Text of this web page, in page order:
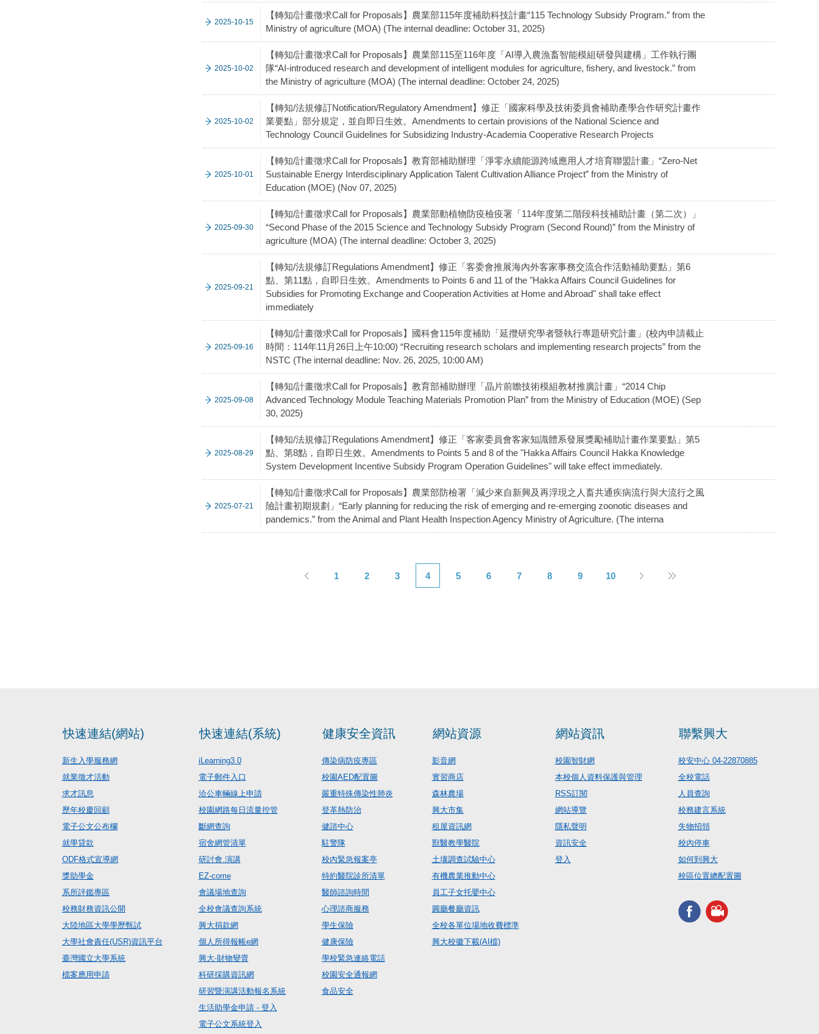
2025-10-15
【轉知/計畫徵求Call for Proposals】農業部115年度補助科技計畫“115 Technology Subsidy Program.” from the
Ministry of agriculture (MOA) (The internal deadline: October 31, 2025)
2025-10-02
【轉知/計畫徵求Call for Proposals】農業部115至116年度「AI導入農漁畜智能模組研發與建構」工作執行團
隊“AI-introduced research and development of intelligent modules for agriculture, fishery, and livestock.” from
the Ministry of agriculture (MOA) (The internal deadline: October 24, 2025)
2025-10-02
【轉知/法規修訂Notification/Regulatory Amendment】修正「國家科學及技術委員會補助產學合作研究計畫作
業要點」部分規定，並自即日生效。Amendments to certain provisions of the National Science and
Technology Council Guidelines for Subsidizing Industry-Academia Cooperative Research Projects
2025-10-01
【轉知/計畫徵求Call for Proposals】教育部補助辦理「淨零永續能源跨域應用人才培育聯盟計畫」“Zero-Net
Sustainable Energy Interdisciplinary Application Talent Cultivation Alliance Project” from the Ministry of
Education (MOE) (Nov 07, 2025)
2025-09-30
【轉知/計畫徵求Call for Proposals】農業部動植物防疫檢疫署「114年度第二階段科技補助計畫（第二次）」
“Second Phase of the 2015 Science and Technology Subsidy Program (Second Round)” from the Ministry of
agriculture (MOA) (The internal deadline: October 3, 2025)
2025-09-21
【轉知/法規修訂Regulations Amendment】修正「客委會推展海內外客家事務交流合作活動補助要點」第6
點、第11點，自即日生效。Amendments to Points 6 and 11 of the "Hakka Affairs Council Guidelines for
Subsidies for Promoting Exchange and Cooperation Activities at Home and Abroad" shall take effect
immediately
2025-09-16
【轉知/計畫徵求Call for Proposals】國科會115年度補助「延攬研究學者暨執行專題研究計畫」(校內申請截止
時間：114年11月26日上午10:00) “Recruiting research scholars and implementing research projects” from the
NSTC (The internal deadline: Nov. 26, 2025, 10:00 AM)
2025-09-08
【轉知/計畫徵求Call for Proposals】教育部補助辦理「晶片前瞻技術模組教材推廣計畫」“2014 Chip
Advanced Technology Module Teaching Materials Promotion Plan” from the Ministry of Education (MOE) (Sep
30, 2025)
2025-08-29
【轉知/法規修訂Regulations Amendment】修正「客家委員會客家知識體系發展獎勵補助計畫作業要點」第5
點、第8點，自即日生效。Amendments to Points 5 and 8 of the "Hakka Affairs Council Hakka Knowledge
System Development Incentive Subsidy Program Operation Guidelines" will take effect immediately.
2025-07-21
【轉知/計畫徵求Call for Proposals】農業部防檢署「減少來自新興及再浮現之人畜共通疾病流行與大流行之風
險計畫初期規劃」“Early planning for reducing the risk of emerging and re-emerging zoonotic diseases and
pandemics.” from the Animal and Plant Health Inspection Agency Ministry of Agriculture. (The interna
1 2 3 4 5 6 7 8 9 10
快速連結(網站)
新生入學服務網
就業徵才活動
求才訊息
歷年校慶回顧
電子公文公布欄
就學貸款
ODF格式宣導網
獎助學金
系所評鑑專區
校務財務資訊公開
大陸地區大學學歷甄試
大學社會責任(USR)資訊平台
臺灣國立大學系統
檔案應用申請
快速連結(系統)
iLearning3.0
電子郵件入口
洽公車輛線上申請
校園網路每日流量控管
斷網查詢
宿舍網管清單
研討會.演講
EZ-come
會議場地查詢
全校會議查詢系統
興大捐款網
個人所得報帳e網
興大-財物變賣
科研採購資訊網
研習暨演講活動報名系統
生活助學金申請 - 登入
電子公文系統登入
健康安全資訊
傳染病防疫專區
校園AED配置圖
嚴重特殊傳染性肺炎
登革熱防治
健諮中心
駐警隊
校內緊急報案亭
特約醫院診所清單
醫師諮詢時間
心理諮商服務
學生保險
健康保險
學校緊急連絡電話
校園安全通報網
食品安全
網站資源
影音網
實習商店
森林農場
興大市集
租屋資訊網
獸醫教學醫院
土壤調查試驗中心
有機農業推動中心
員工子女托嬰中心
圓廳餐廳資訊
全校各單位場地收費標準
興大校徽下載(AI檔)
網站資訊
校園智財網
本校個人資料保護與管理
RSS訂閱
網站導覽
隱私聲明
資訊安全
登入
聯繫興大
校安中心 04-22870885
全校電話
人員查詢
校務建言系統
失物招領
校內停車
如何到興大
校區位置總配置圖